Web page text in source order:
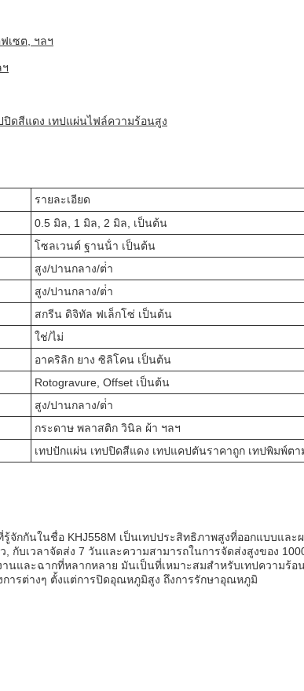
เซต, ฯลฯ
ปิดสีแดง เทปแผ่นไฟล์ความร้อนสูง
รายละเอียด
0.5 มิล, 1 มิล, 2 มิล, เป็นต้น
โซลเวนต์ ฐานน้ํา เป็นต้น
สูง/ปานกลาง/ต่ํา
สูง/ปานกลาง/ต่ํา
สกรีน ดิจิทัล ฟเล็กโซ่ เป็นต้น
ใช่/ไม่
อาคริลิก ยาง ซิลิโคน เป็นต้น
Rotogravure, Offset เป็นต้น
สูง/ปานกลาง/ต่ํา
กระดาษ พลาสติก วินิล ผ้า ฯลฯ
เทปปักแผ่น เทปปิดสีแดง เทปแคปตันราคาถูก เทปพิมพ์ต
รู้จักกันในชื่อ KHJ558M เป็นเทปประสิทธิภาพสูงที่ออกแบบแ
ว, กับเวลาจัดส่ง 7 วันและความสามารถในการจัดส่งสูงของ
านและฉากที่หลากหลาย มันเป็นที่เหมาะสมสําหรับเทปความ
การต่างๆ ตั้งแต่การปิดอุณหภูมิสูง ถึงการรักษาอุณหภูมิ